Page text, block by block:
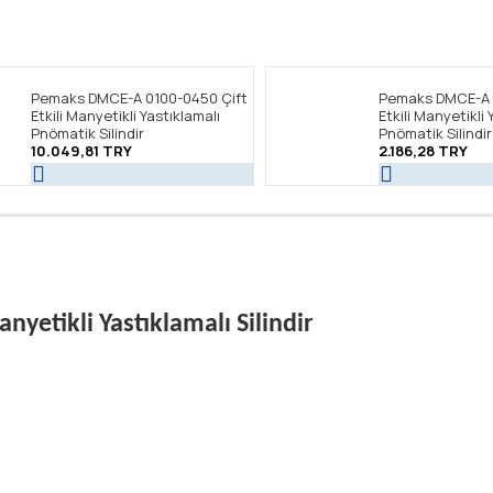
Pemaks DMCE-A 0100-0450 Çift
Etkili Manyetikli Yastıklamalı
Pnömatik Silindir
10.049,81 TRY
Pemaks DMCE-
Etkili Manyetikli
Pnömatik Silindir
2.186,28 TRY
Yastıklamalı Silindir